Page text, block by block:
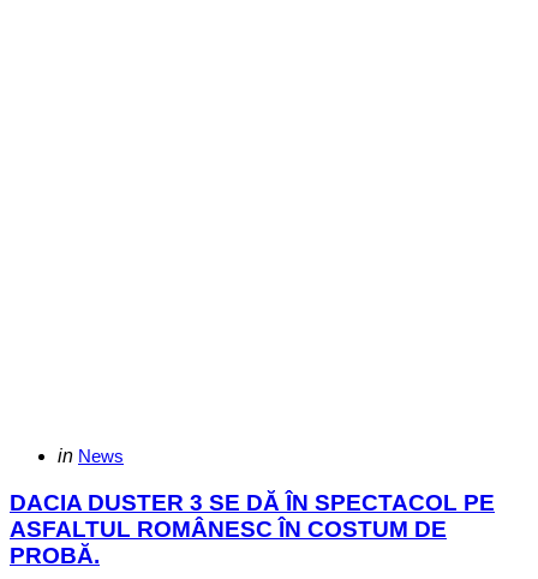
Categories
Posted
in News
DACIA DUSTER 3 SE DĂ ÎN SPECTACOL PE
ASFALTUL ROMÂNESC ÎN COSTUM DE
PROBĂ.